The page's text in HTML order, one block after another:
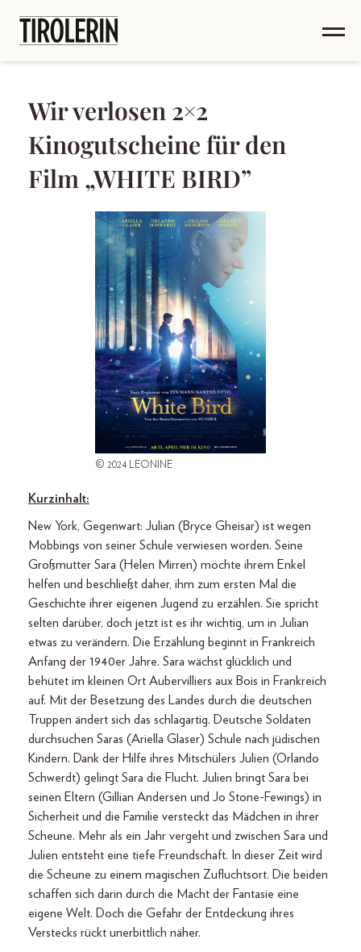
Wir verlosen 2×2
Kinogutscheine für den
Film „WHITE BIRD”
© 2024 LEONINE
Kurzinhalt:
New York, Gegenwart: Julian (Bryce Gheisar) ist wegen
Mobbings von seiner Schule verwiesen worden. Seine
Großmutter Sara (Helen Mirren) möchte ihrem Enkel
helfen und beschließt daher, ihm zum ersten Mal die
Geschichte ihrer eigenen Jugend zu erzählen. Sie spricht
selten darüber, doch jetzt ist es ihr wichtig, um in Julian
etwas zu verändern. Die Erzählung beginnt in Frankreich
Anfang der 1940er Jahre. Sara wächst glücklich und
behütet im kleinen Ort Aubervilliers aux Bois in Frankreich
auf. Mit der Besetzung des Landes durch die deutschen
Truppen ändert sich das schlagartig. Deutsche Soldaten
durchsuchen Saras (Ariella Glaser) Schule nach jüdischen
Kindern. Dank der Hilfe ihres Mitschülers Julien (Orlando
Schwerdt) gelingt Sara die Flucht. Julien bringt Sara bei
seinen Eltern (Gillian Andersen und Jo Stone-Fewings) in
Sicherheit und die Familie versteckt das Mädchen in ihrer
Scheune. Mehr als ein Jahr vergeht und zwischen Sara und
Julien entsteht eine tiefe Freundschaft. In dieser Zeit wird
die Scheune zu einem magischen Zufluchtsort. Die beiden
schaffen sich darin durch die Macht der Fantasie eine
eigene Welt. Doch die Gefahr der Entdeckung ihres
Verstecks rückt unerbittlich näher.